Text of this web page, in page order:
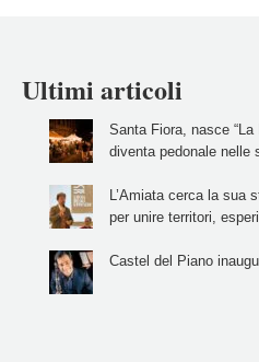
Ultimi articoli
Santa Fiora, nasce
diventa pedonale nelle
L’Amiata cerca la sua
per unire territori,
Castel del Piano